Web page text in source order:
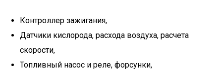
Контроллер зажигания,
Датчики кислорода, расхода воздуха, расчета
скорости,
Топливный насос и реле, форсунки,